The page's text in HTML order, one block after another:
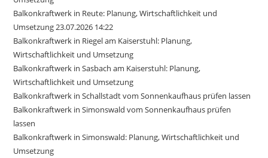
Balkonkraftwerk in Reute: Planung, Wirtschaftlichkeit und
Umsetzung 23.07.2026 14:22
Balkonkraftwerk in Riegel am Kaiserstuhl: Planung,
Wirtschaftlichkeit und Umsetzung
Balkonkraftwerk in Sasbach am Kaiserstuhl: Planung,
Wirtschaftlichkeit und Umsetzung
Balkonkraftwerk in Schallstadt vom Sonnenkaufhaus prüfen lassen
Balkonkraftwerk in Simonswald vom Sonnenkaufhaus prüfen
lassen
Balkonkraftwerk in Simonswald: Planung, Wirtschaftlichkeit und
Umsetzung